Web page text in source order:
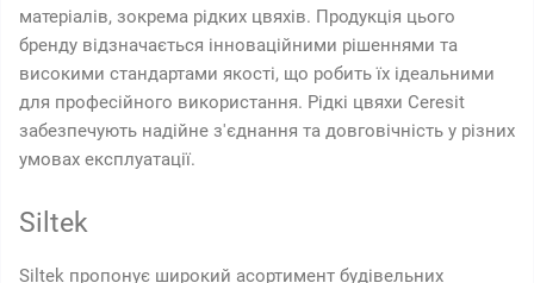
матеріалів, зокрема рідких цвяхів. Продукція цього
бренду відзначається інноваційними рішеннями та
високими стандартами якості, що робить їх ідеальними
для професійного використання. Рідкі цвяхи Ceresit
забезпечують надійне з'єднання та довговічність у різних
умовах експлуатації.
Siltek
Siltek пропонує широкий асортимент будівельних